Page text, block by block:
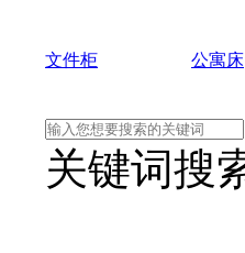
文件柜 公寓床
关键词搜